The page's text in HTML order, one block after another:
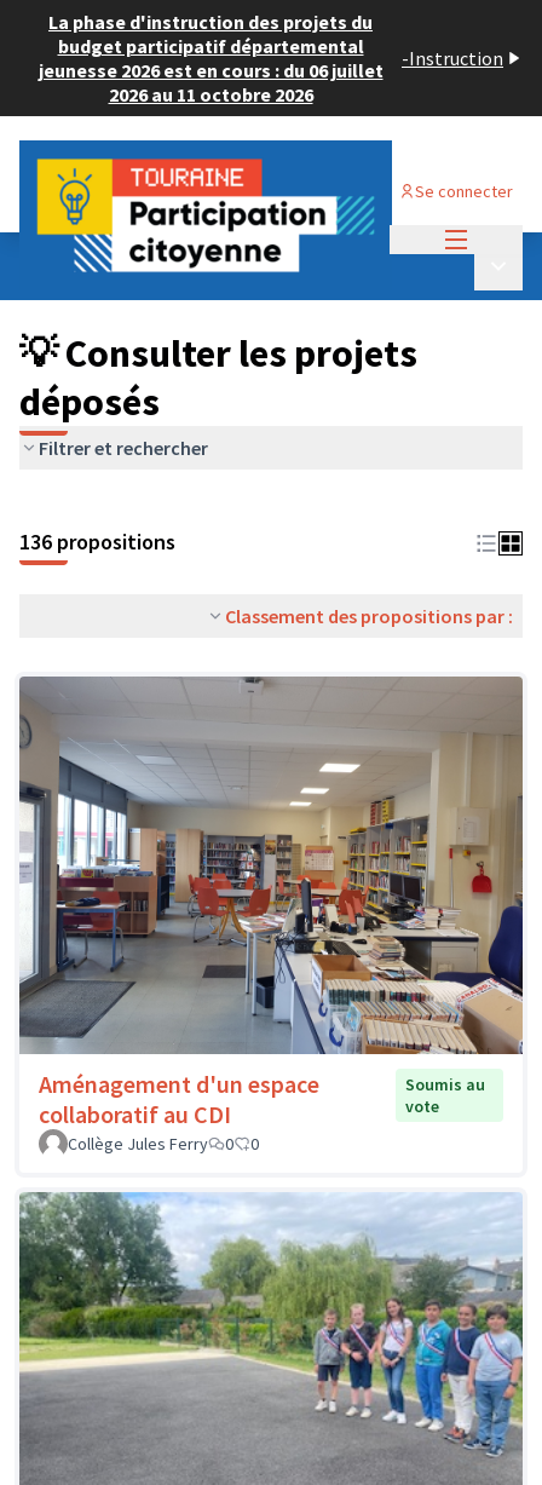
La phase d'instruction des projets du
budget participatif départemental
jeunesse 2026 est en cours : du 06 juillet
2026 au 11 octobre 2026
-Instruction
Se connecter
Budget Participatif JEUNESSE 2024
💡 Consulter les projets déposés
💡 Consulter les projets
déposés
Filtrer et rechercher
136 propositions
Classement des propositions par :
Aménagement d'un espace
collaboratif au CDI
Soumis au
vote
Collège Jules Ferry
0 0